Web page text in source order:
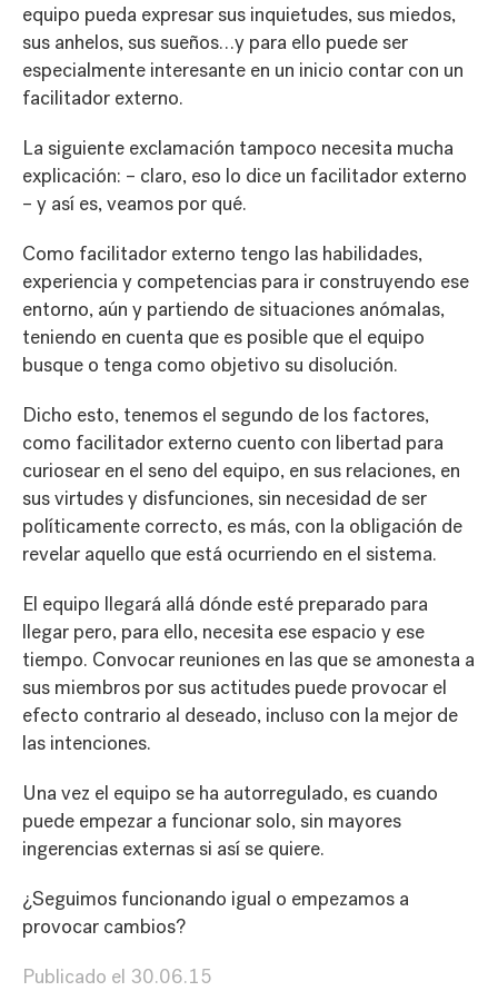
equipo pueda expresar sus inquietudes, sus miedos,
sus anhelos, sus sueños…y para ello puede ser
especialmente interesante en un inicio contar con un
facilitador externo.
La siguiente exclamación tampoco necesita mucha
explicación: – claro, eso lo dice un facilitador externo
– y así es, veamos por qué.
Como facilitador externo tengo las habilidades,
experiencia y competencias para ir construyendo ese
entorno, aún y partiendo de situaciones anómalas,
teniendo en cuenta que es posible que el equipo
busque o tenga como objetivo su disolución.
Dicho esto, tenemos el segundo de los factores,
como facilitador externo cuento con libertad para
curiosear en el seno del equipo, en sus relaciones, en
sus virtudes y disfunciones, sin necesidad de ser
políticamente correcto, es más, con la obligación de
revelar aquello que está ocurriendo en el sistema.
El equipo llegará allá dónde esté preparado para
llegar pero, para ello, necesita ese espacio y ese
tiempo. Convocar reuniones en las que se amonesta a
sus miembros por sus actitudes puede provocar el
efecto contrario al deseado, incluso con la mejor de
las intenciones.
Una vez el equipo se ha autorregulado, es cuando
puede empezar a funcionar solo, sin mayores
ingerencias externas si así se quiere.
¿Seguimos funcionando igual o empezamos a
provocar cambios?
Publicado el 30.06.15